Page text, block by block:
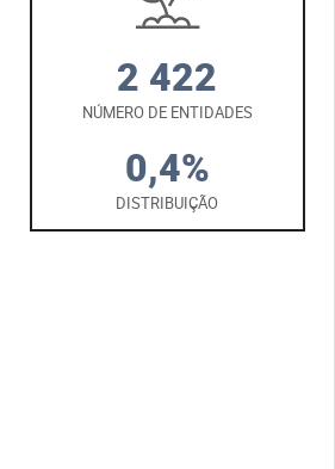
2 422
NÚMERO DE ENTIDADES
0,4%
DISTRIBUIÇÃO